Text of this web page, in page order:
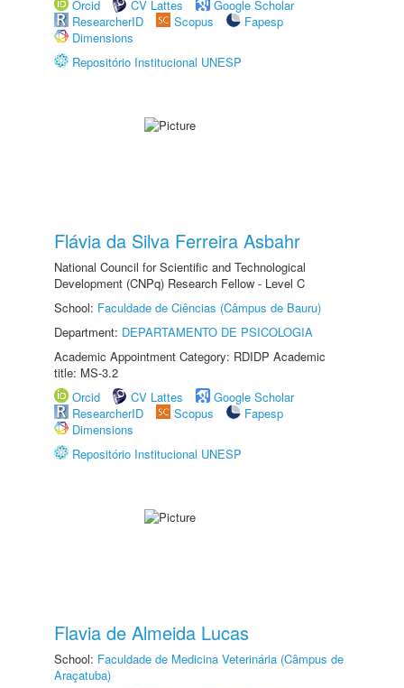
Orcid
CV Lattes
Google Scholar
ResearcherID
Scopus
Fapesp
Dimensions
Repositório Institucional UNESP
Flávia da Silva Ferreira Asbahr
National Council for Scientific and Technological
Development (CNPq) Research Fellow - Level C
School: Faculdade de Ciências (Câmpus de Bauru)
Department: DEPARTAMENTO DE PSICOLOGIA
Academic Appointment Category: RDIDP Academic
title: MS-3.2
Orcid
CV Lattes
Google Scholar
ResearcherID
Scopus
Fapesp
Dimensions
Repositório Institucional UNESP
Flavia de Almeida Lucas
School: Faculdade de Medicina Veterinária (Câmpus de
Araçatuba)